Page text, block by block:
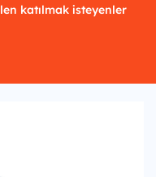
katılmak isteyenler